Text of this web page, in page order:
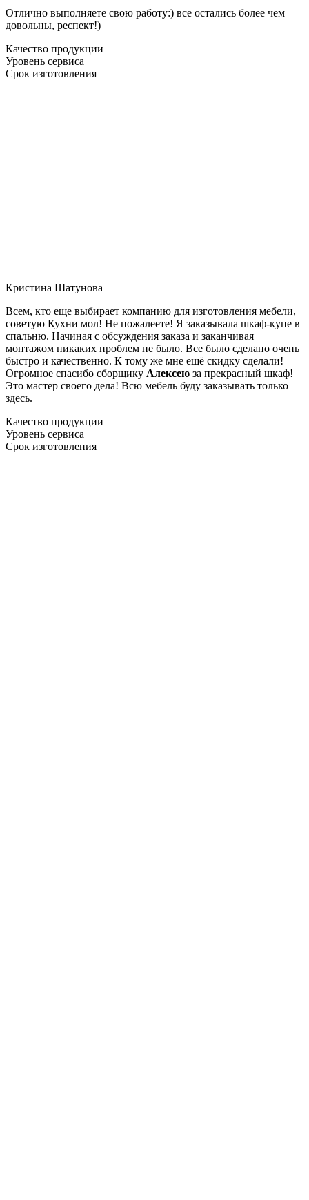
Отлично выполняете свою работу:) все остались более чем
довольны, респект!)
Качество продукции
Уровень сервиса
Срок изготовления
Кристина Шатунова
Всем, кто еще выбирает компанию для изготовления мебели,
советую Кухни мол! Не пожалеете! Я заказывала шкаф-купе в
спальню. Начиная с обсуждения заказа и заканчивая
монтажом никаких проблем не было. Все было сделано очень
быстро и качественно. К тому же мне ещё скидку сделали!
Огромное спасибо сборщику Алексею за прекрасный шкаф!
Это мастер своего дела! Всю мебель буду заказывать только
здесь.
Качество продукции
Уровень сервиса
Срок изготовления